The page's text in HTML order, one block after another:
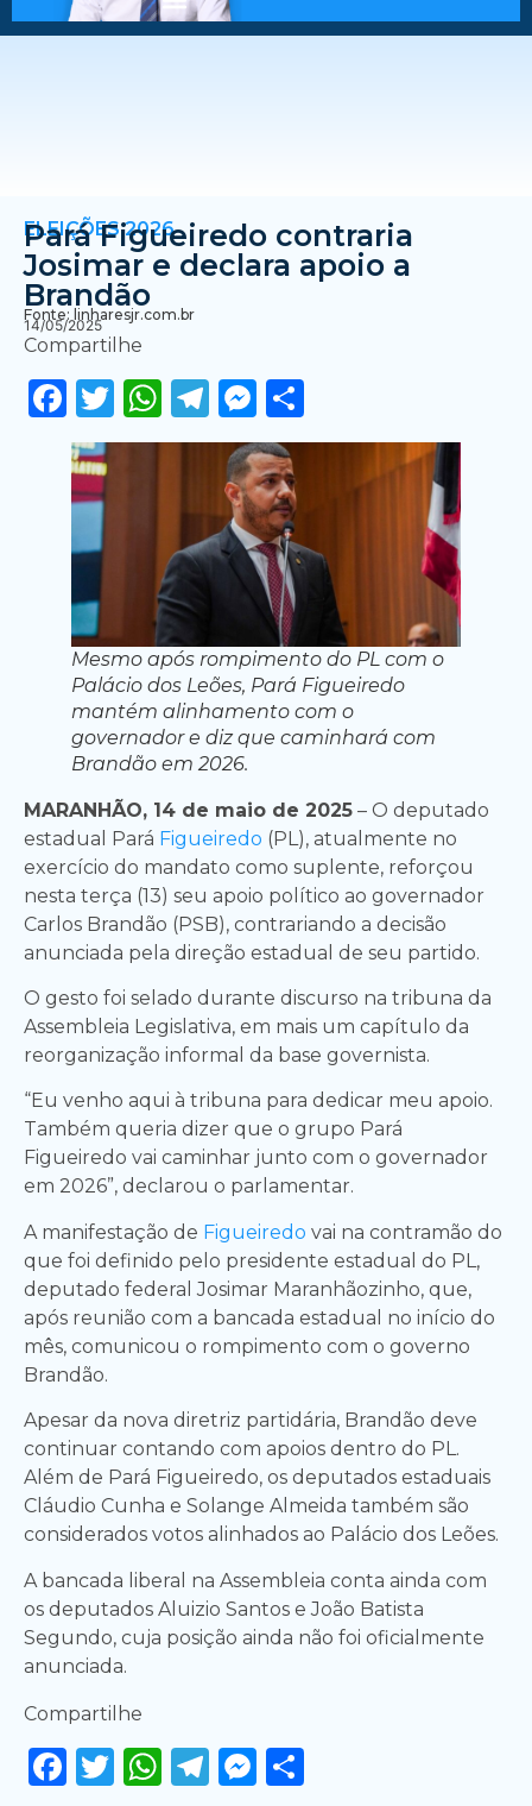
ELEIÇÕES 2026
Pará Figueiredo contraria
Josimar e declara apoio a
Brandão
Fonte: linharesjr.com.br
14/05/2025
Compartilhe
Facebook
Twitter
WhatsApp
Telegram
Messenger
Mesmo após rompimento do PL com o
Palácio dos Leões, Pará Figueiredo
mantém alinhamento com o
governador e diz que caminhará com
Brandão em 2026.
MARANHÃO, 14 de maio de 2025 – O deputado
estadual Pará Figueiredo (PL), atualmente no
exercício do mandato como suplente, reforçou
nesta terça (13) seu apoio político ao governador
Carlos Brandão (PSB), contrariando a decisão
anunciada pela direção estadual de seu partido.
O gesto foi selado durante discurso na tribuna da
Assembleia Legislativa, em mais um capítulo da
reorganização informal da base governista.
“Eu venho aqui à tribuna para dedicar meu apoio.
Também queria dizer que o grupo Pará
Figueiredo vai caminhar junto com o governador
em 2026”, declarou o parlamentar.
A manifestação de Figueiredo vai na contramão do
que foi definido pelo presidente estadual do PL,
deputado federal Josimar Maranhãozinho, que,
após reunião com a bancada estadual no início do
mês, comunicou o rompimento com o governo
Brandão.
Apesar da nova diretriz partidária, Brandão deve
continuar contando com apoios dentro do PL.
Além de Pará Figueiredo, os deputados estaduais
Cláudio Cunha e Solange Almeida também são
considerados votos alinhados ao Palácio dos Leões.
A bancada liberal na Assembleia conta ainda com
os deputados Aluizio Santos e João Batista
Segundo, cuja posição ainda não foi oficialmente
anunciada.
Compartilhe
Facebook
Twitter
WhatsApp
Telegram
Messenger